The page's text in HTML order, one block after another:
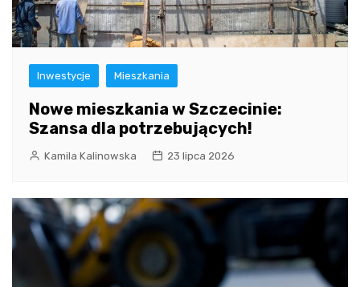
Inwestycje Mieszkania
Nowe mieszkania w Szczecinie:
Szansa dla potrzebujących!
Kamila Kalinowska 23 lipca 2026